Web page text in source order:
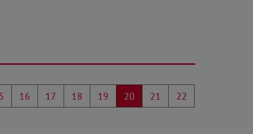
16 17 18 19 20 21
22